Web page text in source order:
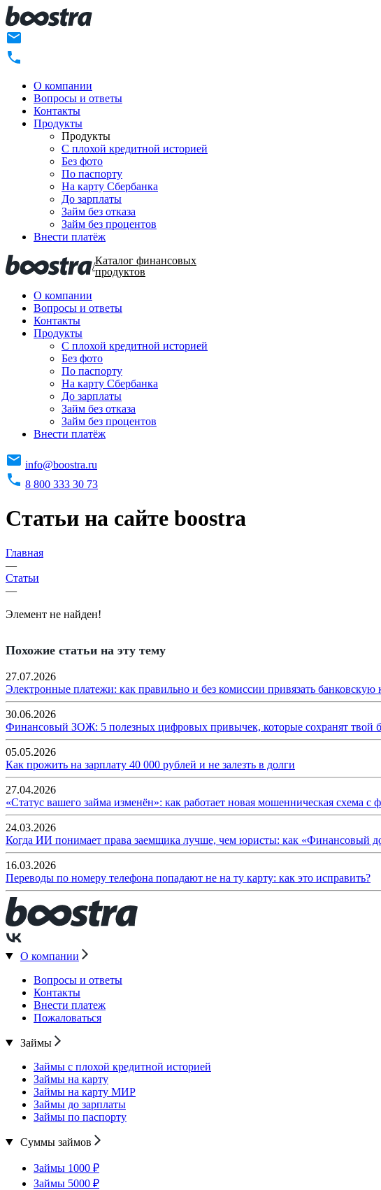
О компании
Вопросы и ответы
Контакты
Продукты
Продукты
C плохой кредитной историей
Без фото
По паспорту
На карту Сбербанка
До зарплаты
Займ без отказа
Займ без процентов
Внести платёж
/Каталог финансовых
продуктов
О компании
Вопросы и ответы
Контакты
Продукты
C плохой кредитной историей
Без фото
По паспорту
На карту Сбербанка
До зарплаты
Займ без отказа
Займ без процентов
Внести платёж
info@boostra.ru
8 800 333 30 73
Статьи на сайте boostra
Главная
—
Статьи
—
Элемент не найден!
Похожие статьи на эту тему
27.07.2026
Электронные платежи: как правильно и без комиссии привязать банковскую
30.06.2026
Финансовый ЗОЖ: 5 полезных цифровых привычек, которые сохранят твой
05.05.2026
Как прожить на зарплату 40 000 рублей и не залезть в долги
27.04.2026
«Статус вашего займа изменён»: как работает новая мошенническая схема
24.03.2026
Когда ИИ понимает права заемщика лучше, чем юристы: как «Финансовый
16.03.2026
Переводы по номеру телефона попадают не на ту карту: как это исправить?
О компании
Вопросы и ответы
Контакты
Внести платеж
Пожаловаться
Займы
Займы с плохой кредитной историей
Займы на карту
Займы на карту МИР
Займы до зарплаты
Займы по паспорту
Суммы займов
Займы 1000 ₽
Займы 5000 ₽